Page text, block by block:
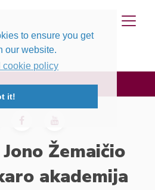
to ensure you get
our website.
cookie policy
it!
Žemaičio
akademija